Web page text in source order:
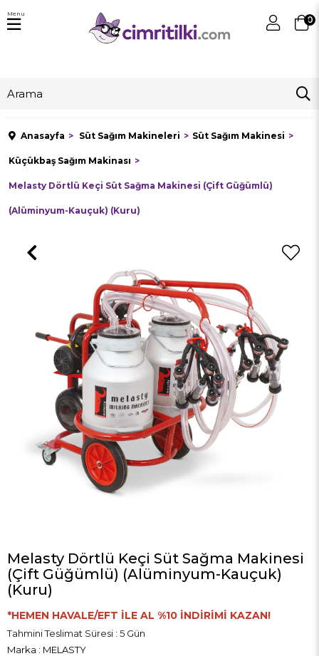
0
Menu
Anasayfa Süt Sağım Makineleri Süt Sağım Makinesi
Küçükbaş Sağım Makinası
Melasty Dörtlü Keçi Süt Sağma Makinesi (Çift Güğümlü)
(Alüminyum-Kauçuk) (Kuru)
Melasty Dörtlü Keçi Süt Sağma Makinesi
(Çift Güğümlü) (Alüminyum-Kauçuk)
(Kuru)
*HEMEN HAVALE/EFT İLE AL %10 İNDİRİMİ KAZAN!
Tahmini Teslimat Süresi : 5 Gün
Marka : MELASTY